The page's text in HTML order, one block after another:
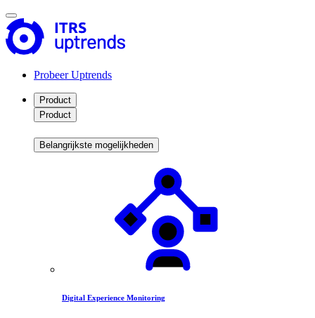
Probeer Uptrends
Product
Product
Belangrijkste mogelijkheden
Digital Experience Monitoring